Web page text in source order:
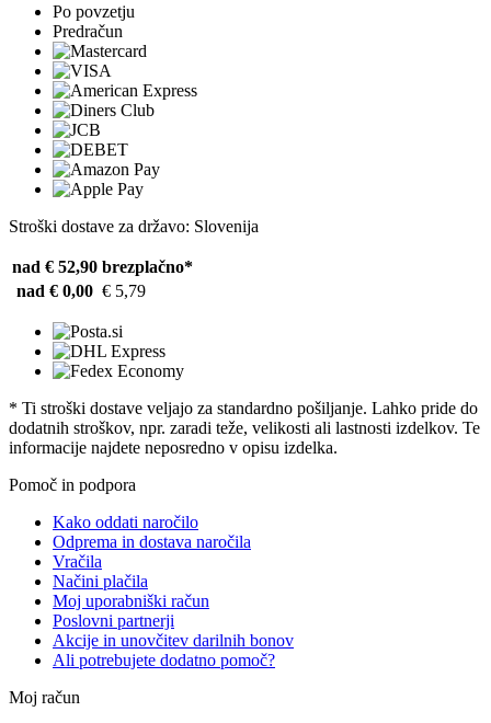
Po povzetju
Predračun
Stroški dostave za državo: Slovenija
nad € 52,90 brezplačno*
nad € 0,00 € 5,79
* Ti stroški dostave veljajo za standardno pošiljanje. Lahko pride do
dodatnih stroškov, npr. zaradi teže, velikosti ali lastnosti izdelkov. Te
informacije najdete neposredno v opisu izdelka.
Pomoč in podpora
Kako oddati naročilo
Odprema in dostava naročila
Vračila
Načini plačila
Moj uporabniški račun
Poslovni partnerji
Akcije in unovčitev darilnih bonov
Ali potrebujete dodatno pomoč?
Moj račun